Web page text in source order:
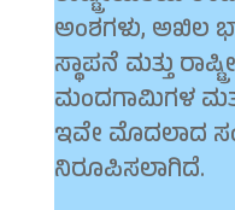
ಅಂಶಗಳು, ಅಖಿಲ
ಸ್ಥಾಪನೆ ಮತ್ತು
ಮಂದಗಾಮಿಗಳ
ಇವೇ ಮೊದಲಾದ
ನಿರೂಪಿಸಲಾಗಿದೆ.